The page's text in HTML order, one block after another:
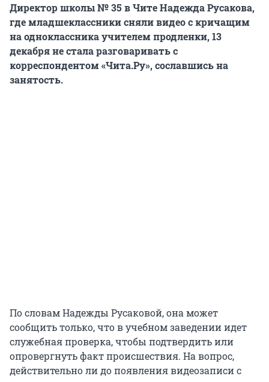
Директор школы № 35 в Чите Надежда Русакова,
где младшеклассники сняли видео с кричащим
на одноклассника учителем продленки, 13
декабря не стала разговаривать с
корреспондентом «Чита.Ру», сославшись на
занятость.
По словам Надежды Русаковой, она может
сообщить только, что в учебном заведении идет
служебная проверка, чтобы подтвердить или
опровергнуть факт происшествия. На вопрос,
действительно ли до появления видеозаписи с